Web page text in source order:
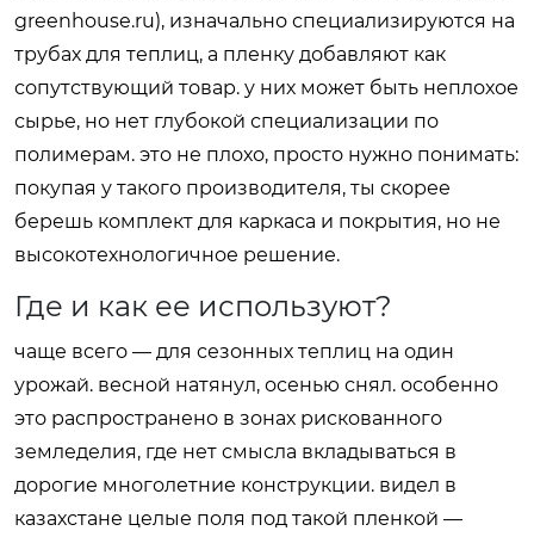
greenhouse.ru), изначально специализируются на
трубах для теплиц, а пленку добавляют как
сопутствующий товар. у них может быть неплохое
сырье, но нет глубокой специализации по
полимерам. это не плохо, просто нужно понимать:
покупая у такого производителя, ты скорее
берешь комплект для каркаса и покрытия, но не
высокотехнологичное решение.
Где и как ее используют?
чаще всего — для сезонных теплиц на один
урожай. весной натянул, осенью снял. особенно
это распространено в зонах рискованного
земледелия, где нет смысла вкладываться в
дорогие многолетние конструкции. видел в
казахстане целые поля под такой пленкой —